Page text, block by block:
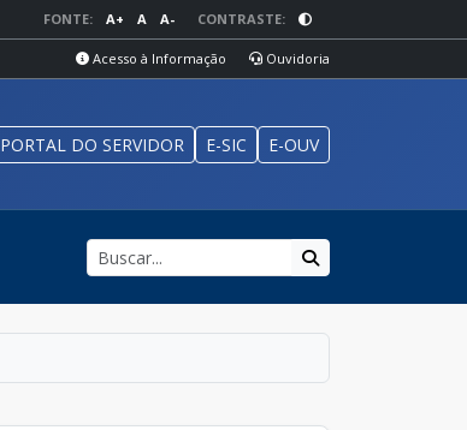
FONTE: A+ A A- CONTRASTE:
Acesso à Informação Ouvidoria
PORTAL DO SERVIDOR E-SIC E-OUV